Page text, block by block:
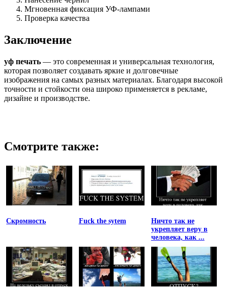
Мгновенная фиксация УФ-лампами
Проверка качества
Заключение
уф печать — это современная и универсальная технология,
которая позволяет создавать яркие и долговечные
изображения на самых разных материалах. Благодаря высокой
точности и стойкости она широко применяется в рекламе,
дизайне и производстве.
Смотрите также:
Скромность Fuck the sytem
Ничто так не
укрепляет веру в
человека, как ...